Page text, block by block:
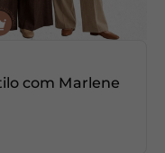
com Marlene